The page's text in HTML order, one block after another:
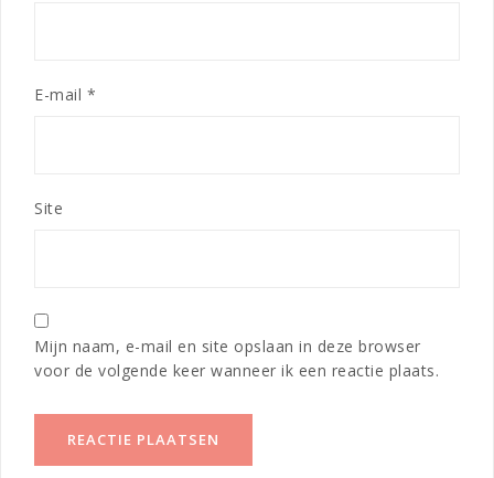
E-mail *
Site
Mijn naam, e-mail en site opslaan in deze browser
voor de volgende keer wanneer ik een reactie plaats.